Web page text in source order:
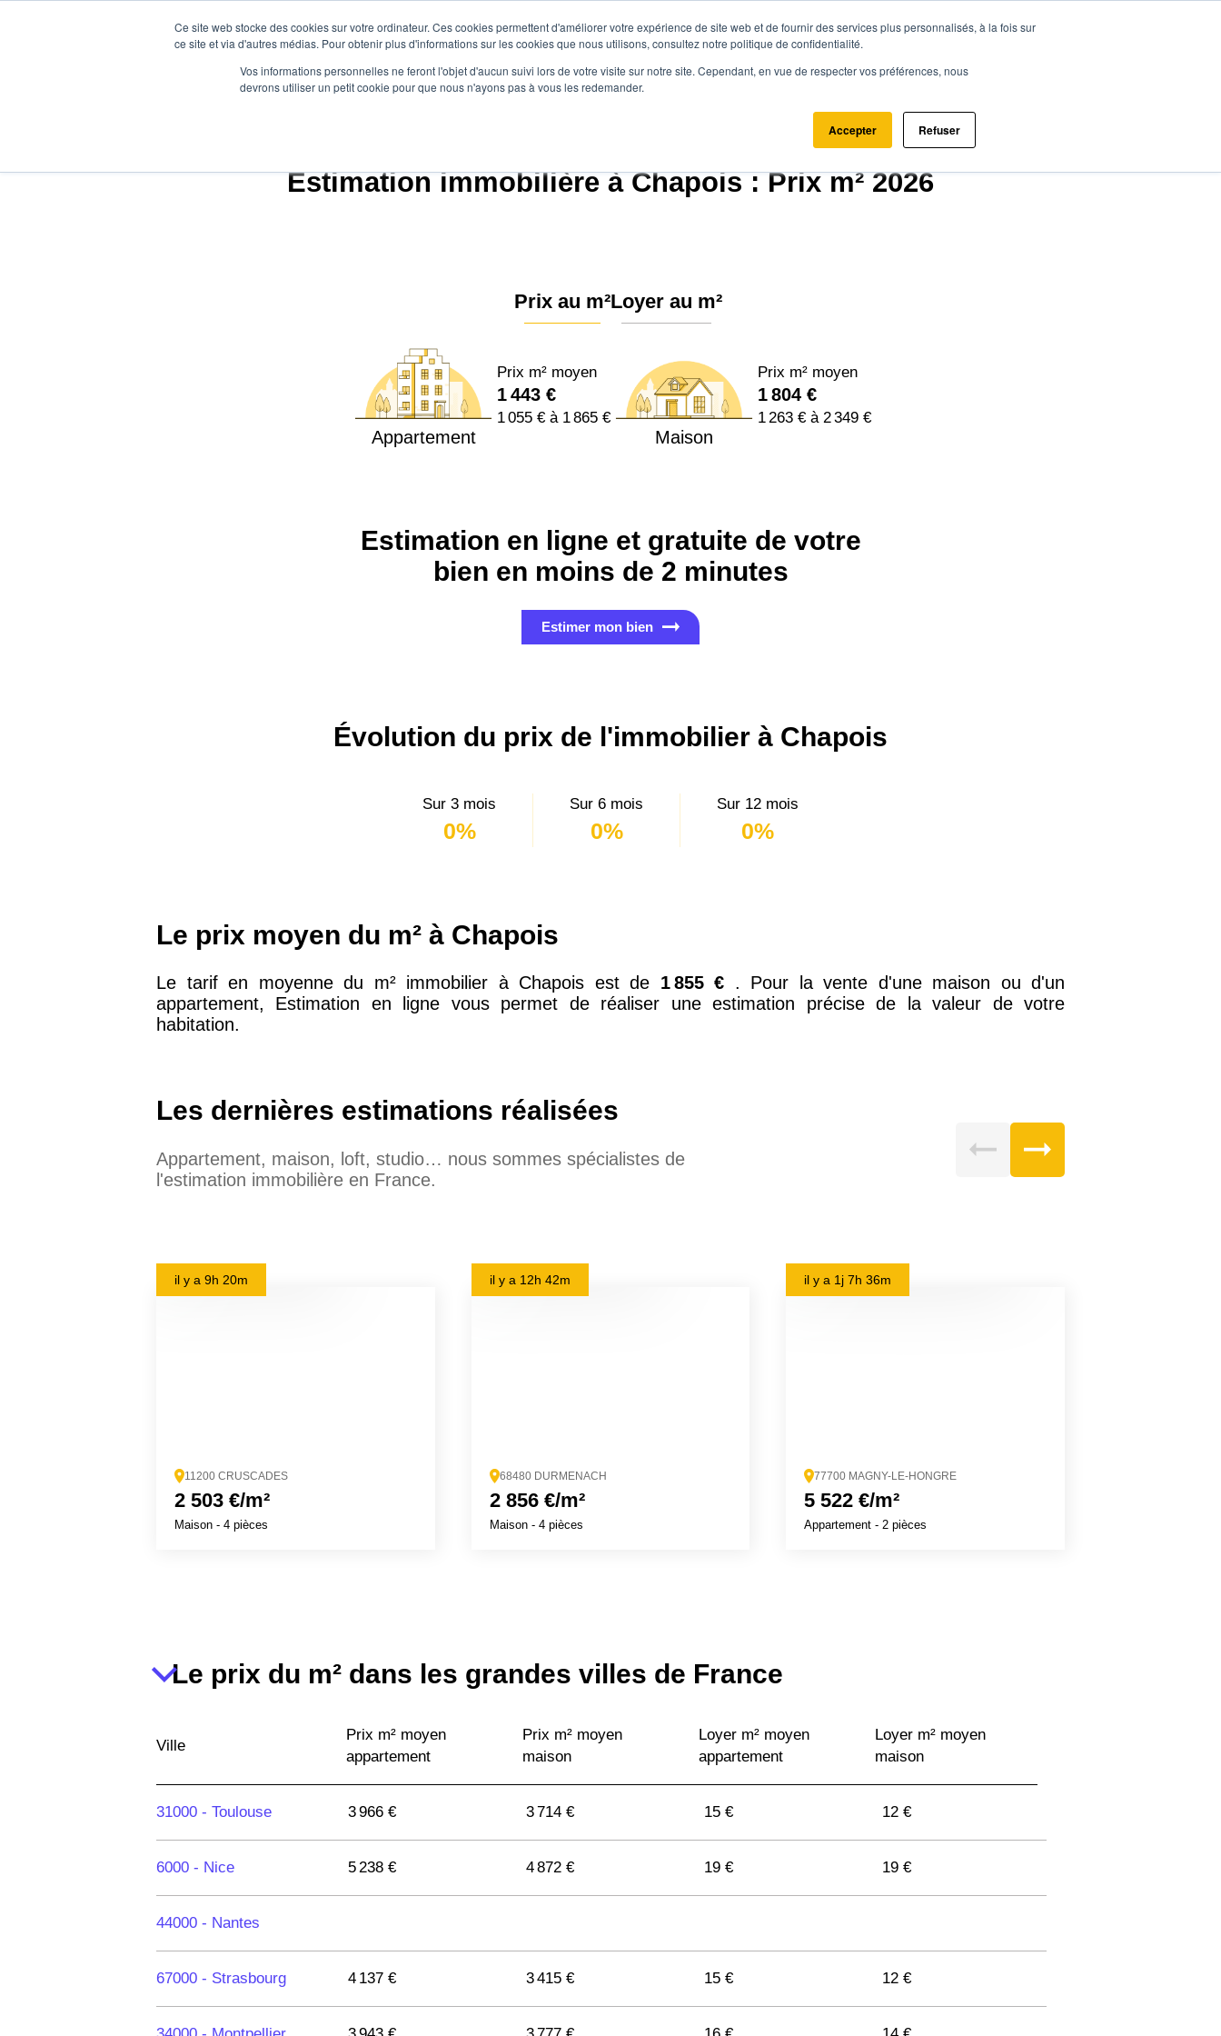
Ce site web stocke des cookies sur votre ordinateur. Ces cookies permettent d'améliorer votre expérience de site web et de fournir des services plus personnalisés, à la fois sur
ce site et via d'autres médias. Pour obtenir plus d'informations sur les cookies que nous utilisons, consultez notre politique de confidentialité.
Vos informations personnelles ne feront l'objet d'aucun suivi lors de votre visite sur notre site. Cependant, en vue de respecter vos préférences, nous
devrons utiliser un petit cookie pour que nous n'ayons pas à vous les redemander.
Accepter Refuser
Prix immobilier Vendre avec Agence.immo
Chapois (39300)
Estimation immobilière à Chapois : Prix m² 2026
Prix au m²
Appartement
Prix m² moyen
1 443 €
1 055 € à 1 865 €
Loyer au m²
Maison
Prix m² moyen
1 804 €
1 263 € à 2 349 €
Estimation en ligne et gratuite de votre
bien en moins de 2 minutes
Estimer mon bien
Évolution du prix de l'immobilier à Chapois
Sur 3 mois
0%
Sur 6 mois
0%
Sur 12 mois
0%
Le prix moyen du m² à Chapois
Le tarif en moyenne du m² immobilier à Chapois est de 1 855 € . Pour la vente d'une maison ou d'un
appartement, Estimation en ligne vous permet de réaliser une estimation précise de la valeur de votre
habitation.
Les dernières estimations réalisées
Appartement, maison, loft, studio… nous sommes spécialistes de
l'estimation immobilière en France.
il y a 9h 20m
11200 CRUSCADES
2 503 €/m²
Maison - 4 pièces
il y a 12h 42m
68480 DURMENACH
2 856 €/m²
Maison- 4 pièces
il y a 1j 7h 36m
77700 MAGNY-LE-HONGRE
5 522 €/m²
Appartement - 2 pièces
Le prix du m² dans les grandes villes de France
Ville
Prix m² moyen
appartement
Prix m² moyen
maison
Loyer m² moyen
appartement
Loyer m² moyen
maison
31000 - Toulouse 3 966 € 3 714 € 15 € 12 €
6000 - Nice 5 238 € 4 872 € 19 € 19 €
44000 - Nantes
67000 - Strasbourg 4 137 € 3 415 € 15 € 12 €